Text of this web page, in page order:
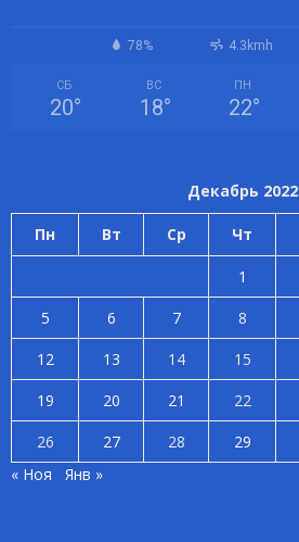
78% 4.3kmh
СБ
20°
ВС
18°
ПН
22°
Декабрь 2022
Пн Вт Ср Чт
1
5
6 7 8
12
13 14 15
19
20 21 22
26
27 28 29
« Ноя
Янв »